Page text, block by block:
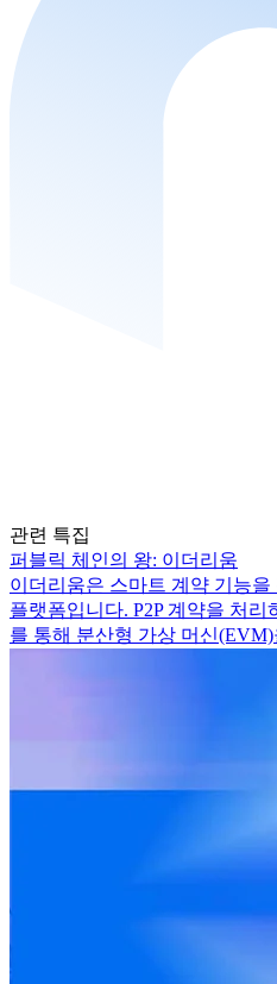
관련 특집
퍼블릭 체인의 왕: 이더리움
이더리움은 스마트 계약 기능
플랫폼입니다. P2P 계약을 처
를 통해 분산형 가상 머신